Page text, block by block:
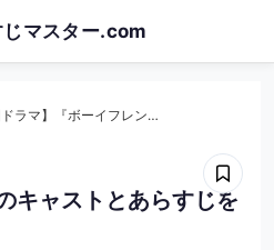
じマスター.com
【韓国ドラマ】『ボーイフレンド』のキャストとあらすじを解説
キャストとあらすじを